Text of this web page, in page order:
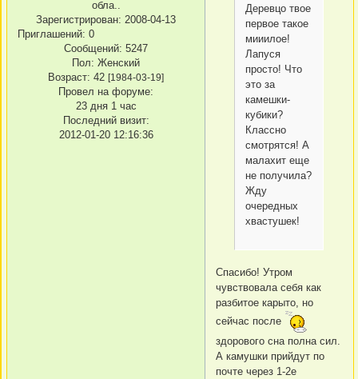
обла..
Зарегистрирован: 2008-04-13
Приглашений: 0
Сообщений: 5247
Пол: Женский
Возраст: 42 [1984-03-19]
Провел на форуме:
23 дня 1 час
Последний визит:
2012-01-20 12:16:36
Деревцо твое
первое такое
мииилое!
Лапуся
просто! Что
это за
камешки-
кубики?
Классно
смотрятся! А
малахит еще
не получила?
Жду
очередных
хвастушек!
Спасибо! Утром
чувствовала себя как
разбитое карыто, но
сейчас после
здорового сна полна сил.
А камушки прийдут по
почте через 1-2е